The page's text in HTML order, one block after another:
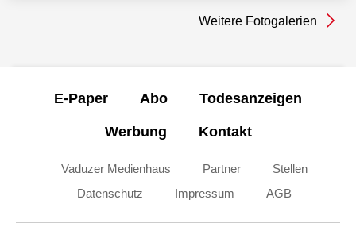
Weitere Fotogalerien
E-Paper Abo Todesanzeigen
Werbung Kontakt
Vaduzer Medienhaus Partner
Stellen
Datenschutz
Impressum AGB